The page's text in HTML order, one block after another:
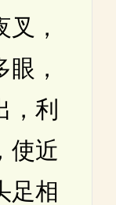
，
，
，利
使近
足相